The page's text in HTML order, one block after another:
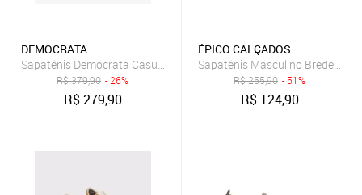
DEMOCRATA
Sapatênis Democrata Casual Neve
R$379,90 - 26%
R$279,90
ÉPICO CALÇADOS
Sapatênis Masculino Bredeni
R$255,90 - 51%
R$ 124,90